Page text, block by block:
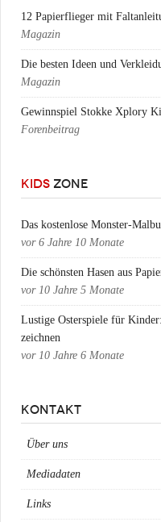
12 Papierflieger mit
Magazin
Die besten Ideen und
Magazin
Gewinnspiel Stokke Xplory
Forenbeitrag
KIDS ZONE
Das kostenlose Monster-
vor 6 Jahre 10 Monate
Die schönsten Hasen aus
vor 10 Jahre 5 Monate
Lustige Osterspiele für
zeichnen
vor 10 Jahre 6 Monate
KONTAKT
Über uns
Mediadaten
Links